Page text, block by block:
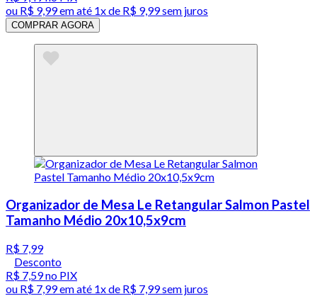
ou R$ 9,99em até 1x de R$ 9,99sem juros
COMPRAR AGORA
Organizador de Mesa Le Retangular Salmon Pastel
Tamanho Médio 20x10,5x9cm
R$ 7,99
Desconto
R$ 7,59no PIX
ou R$ 7,99em até 1x de R$ 7,99sem juros